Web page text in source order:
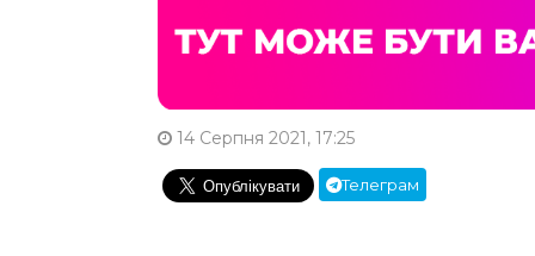
14 Серпня 2021, 17:25
Телеграм